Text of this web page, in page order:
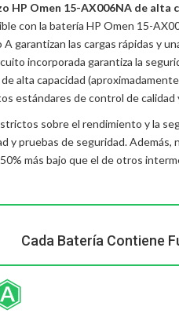
HP Omen 15-AX006NA de
con la batería HP Omen 15-
A garantizan las cargas rápidas y
incorporada garantiza la
alta capacidad
estándares de control de
sobre el rendimiento y la
y pruebas de seguridad. Además,
más bajo que el de otros
Cada Batería Contiene